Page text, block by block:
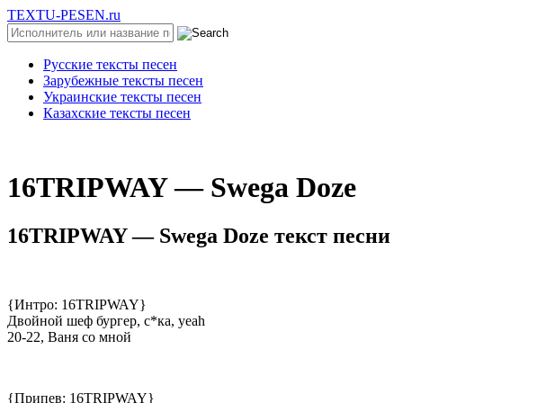
TEXTU-PESEN.ru
Русские тексты песен
Зарубежные тексты песен
Украинские тексты песен
Казахские тексты песен
16TRIPWAY — Swega Doze
16TRIPWAY — Swega Doze текст песни
{Интро: 16TRIPWAY}
Двойной шеф бургер, с*ка, yeah
20-22, Ваня со мной
{Припев: 16TRIPWAY}